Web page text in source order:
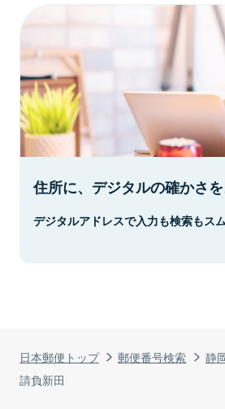
日本郵便トップ 郵便番号検索 静
請負新田
住所に、デジタルの確かさを
デジタルアドレスで入力も検索もスム